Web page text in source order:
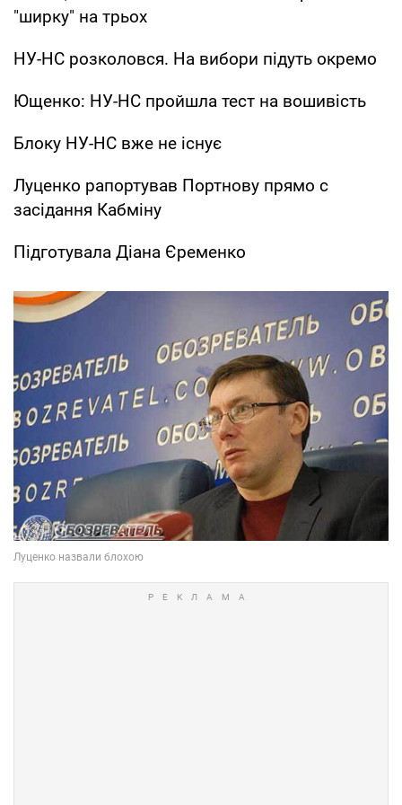
"ширку" на трьох
НУ-НС розколовся. На вибори підуть окремо
Ющенко: НУ-НС пройшла тест на вошивість
Блоку НУ-НС вже не існує
Луценко рапортував Портнову прямо c
засідання Кабміну
Підготувала Діана Єременко